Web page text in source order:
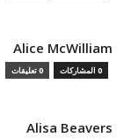
Alice McWilliam
0 المشاركات 0 تعليقات
Alisa Beavers